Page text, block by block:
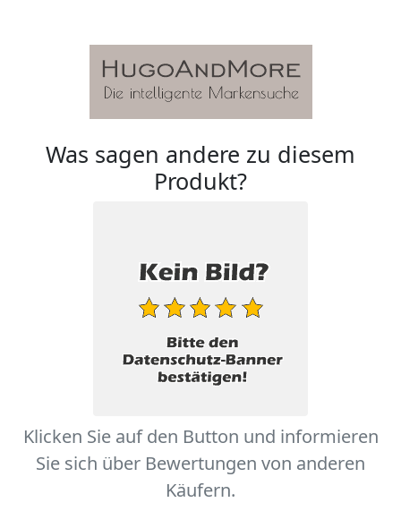
Was sagen andere zu diesem
Produkt?
Klicken Sie auf den Button und informieren
Sie sich über Bewertungen von anderen
Käufern.